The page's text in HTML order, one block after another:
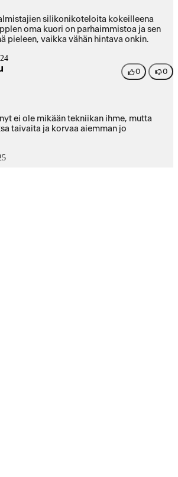
silikonikoteloita kokeilleena
oma kuori on parhaimmistoa ja sen
pieleen, vaikka vähän hintava onkin.
0 0
ei ole mikään tekniikan ihme, mutta
taivaita ja korvaa aiemman jo